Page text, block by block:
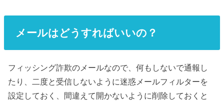
メールはどうすればいいの？
フィッシング詐欺のメールなので、何もしないで通報し
たり、二度と受信しないように迷惑メールフィルターを
設定しておく、間違えて開かないように削除しておくと